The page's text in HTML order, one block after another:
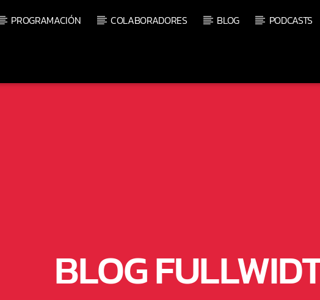
PROGRAMACIÓN COLABORADORES BLOG PODCASTS
BLOG